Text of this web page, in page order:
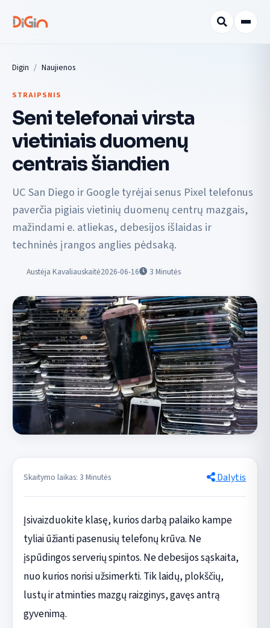
Digin Naujienos
STRAIPSNIS
Seni telefonai virsta
vietiniais duomenų
centrais šiandien
UC San Diego ir Google tyrėjai senus Pixel telefonus
paverčia pigiais vietinių duomenų centrų mazgais,
mažindami e. atliekas, debesijos išlaidas ir
techninės įrangos anglies pėdsaką.
Austėja Kavaliauskaitė2026-06-16 3 Minutės
Skaitymo laikas: 3 Minutės Dalytis
Įsivaizduokite klasę, kurios darbą palaiko kampe
tyliai ūžianti pasenusių telefonų krūva. Ne
įspūdingos serverių spintos. Ne debesijos sąskaita,
nuo kurios norisi užsimerkti. Tik laidų, plokščių,
lustų ir atminties mazgų raizginys, gavęs antrą
gyvenimą.